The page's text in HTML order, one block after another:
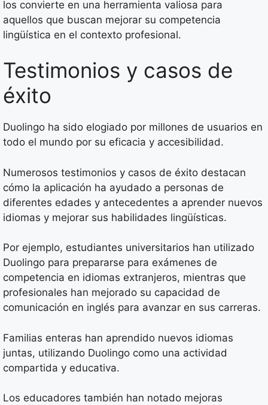
los convierte en una herramienta valiosa para
aquellos que buscan mejorar su competencia
lingüística en el contexto profesional.
Testimonios y casos de
éxito
Duolingo ha sido elogiado por millones de usuarios en
todo el mundo por su eficacia y accesibilidad.
Numerosos testimonios y casos de éxito destacan
cómo la aplicación ha ayudado a personas de
diferentes edades y antecedentes a aprender nuevos
idiomas y mejorar sus habilidades lingüísticas.
Por ejemplo, estudiantes universitarios han utilizado
Duolingo para prepararse para exámenes de
competencia en idiomas extranjeros, mientras que
profesionales han mejorado su capacidad de
comunicación en inglés para avanzar en sus carreras.
Familias enteras han aprendido nuevos idiomas
juntas, utilizando Duolingo como una actividad
compartida y educativa.
Los educadores también han notado mejoras